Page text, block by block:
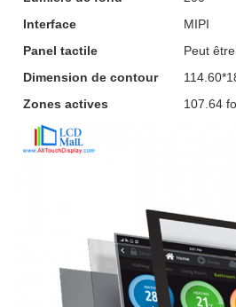
Interface
MIPI
Panel tactile
Peut
Dimension de contour
Zones actives
107.64